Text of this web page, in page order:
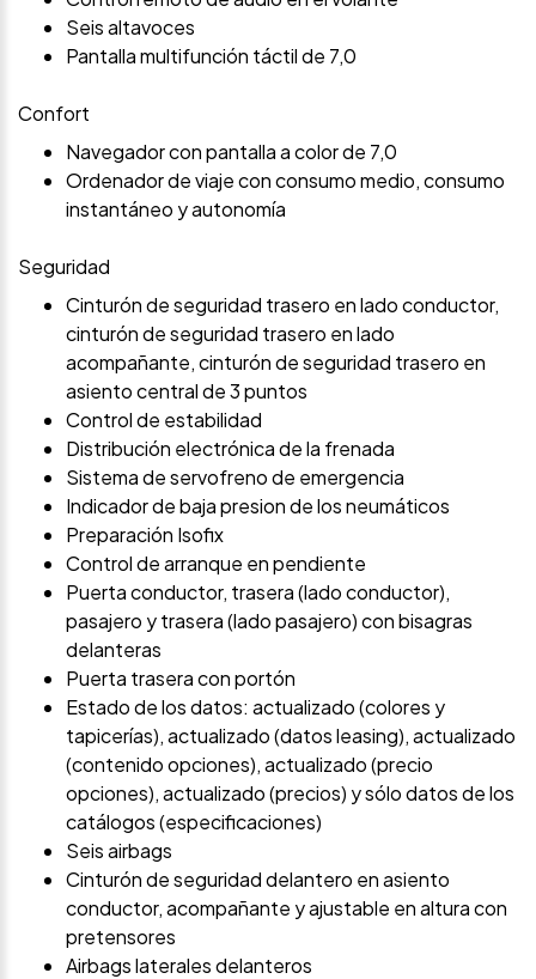
Seis altavoces
Pantalla multifunción táctil de 7,0
Confort
Navegador con pantalla a color de 7,0
Ordenador de viaje con consumo medio, consumo
instantáneo y autonomía
Seguridad
Cinturón de seguridad trasero en lado conductor,
cinturón de seguridad trasero en lado
acompañante, cinturón de seguridad trasero en
asiento central de 3 puntos
Control de estabilidad
Distribución electrónica de la frenada
Sistema de servofreno de emergencia
Indicador de baja presion de los neumáticos
Preparación Isofix
Control de arranque en pendiente
Puerta conductor, trasera (lado conductor),
pasajero y trasera (lado pasajero) con bisagras
delanteras
Puerta trasera con portón
Estado de los datos: actualizado (colores y
tapicerías), actualizado (datos leasing), actualizado
(contenido opciones), actualizado (precio
opciones), actualizado (precios) y sólo datos de los
catálogos (especificaciones)
Seis airbags
Cinturón de seguridad delantero en asiento
conductor, acompañante y ajustable en altura con
pretensores
Airbags laterales delanteros